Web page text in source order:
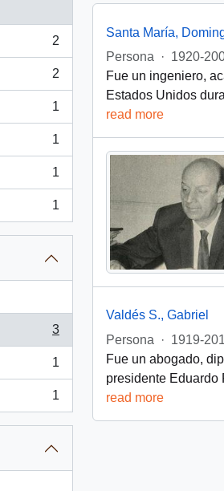
2
2
1
1
1
1
3
1
1
Santa María,
Persona
· 1920-
Fue un ingeniero,
Estados Unidos
read more
Valdés S., Gabriel
Persona
· 1919-
Fue un abogado,
presidente Eduardo
read more